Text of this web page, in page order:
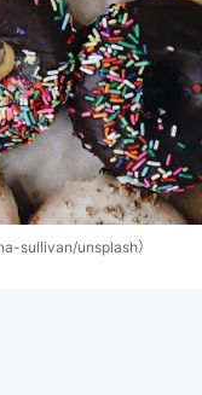
sullivan/unsplash）